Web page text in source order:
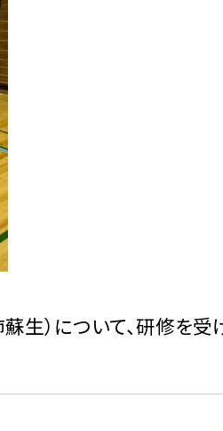
生）について、研修を